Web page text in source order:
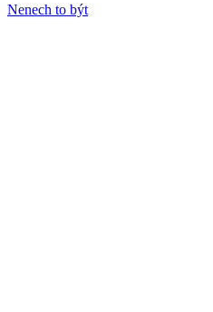
Nenech to být